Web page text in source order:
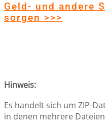
Geld- und andere
sorgen >>>
Hinweis:
Es handelt sich um ZIP-
in denen mehrere